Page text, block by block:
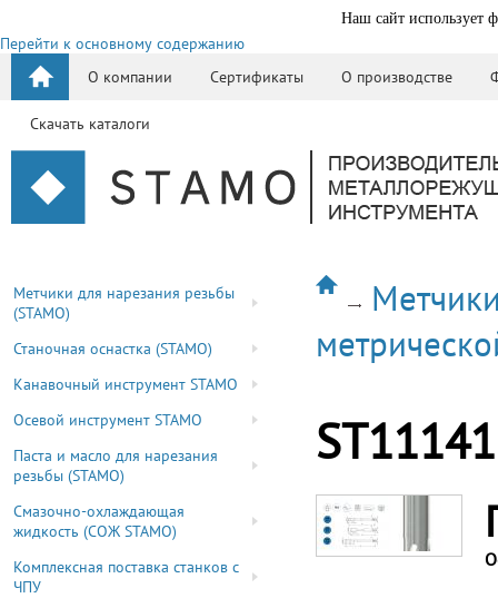
Наш сайт использует
Перейти к основному содержанию
О компании
Сертификаты О производстве
Скачать каталоги
Метчики для нарезания резьбы
(STAMO)
Станочная оснастка (STAMO)
Канавочный инструмент STAMO
Осевой инструмент STAMO
Паста и масло для нарезания
резьбы (STAMO)
Смазочно-охлаждающая
жидкость (СОЖ STAMO)
Комплексная поставка станков с
ЧПУ